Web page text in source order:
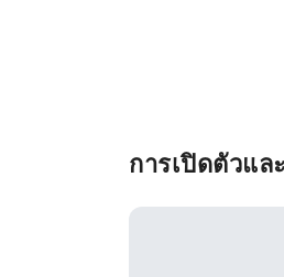
การเปิดตัวแล